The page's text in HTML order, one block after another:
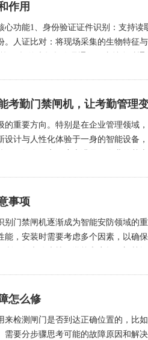
作用
心功能1、身份验证证件识别：支持
人证比对：将现场采集的生物特征
)，拒绝未授权人员通行。支持多种
考勤门禁闸机，让考勤管理
的重要方向。特别是在企业管理领域
设计与人性化体验于一身的智能设备
，虽然在一定程度上满足了企业的基
事项
别门禁闸机逐渐成为智能安防领域的
能，安装时需要考虑多个因素，以确
所，如办公大楼、学校和商场，门禁
怎么修
来检测闸门是否到达正确位置的，比
需要分步骤思考可能的故障原因和解